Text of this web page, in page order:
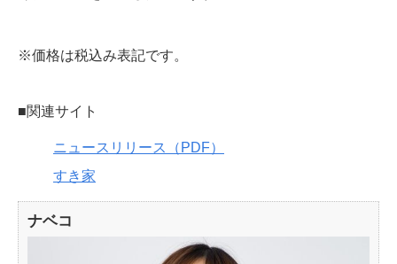
※価格は税込み表記です。
■関連サイト
ニュースリリース（PDF）
すき家
ナベコ